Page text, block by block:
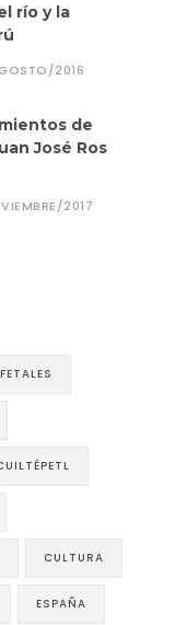
río y la
2016
de
José Ros
2017
CULTURA
ESPAÑA